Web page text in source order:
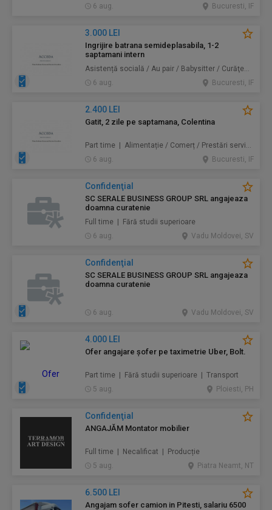
6 aug.
Bucuresti, IF
3.000 LEI
Ingrijire batrana semideplasabila, 1-2
saptamani intern
Asistență socială / Au pair / Babysitter / Curăţenie / Prestări servicii
6 aug.
Bucuresti, IF
2.400 LEI
Gatit, 2 zile pe saptamana, Colentina
Part time | Alimentație / Comerț / Prestări servicii
6 aug.
Bucuresti, IF
Confidenţial
SC SERALE BUSINESS GROUP SRL angajeaza
doamna curatenie
Full time | Fără studii superioare
6 aug.
Vadu Moldovei, SV
Confidenţial
SC SERALE BUSINESS GROUP SRL angajeaza
doamna curatenie
6 aug. Vadu Moldovei, SV
4.000 LEI
Ofer angajare șofer pe taximetrie Uber, Bolt.
Part time | Fără studii superioare | Transport
5 aug.
Ploiesti, PH
Confidenţial
ANGAJĂM Montator mobilier
Full time | Necalificat | Producție
5 aug.
Piatra Neamt, NT
6.500 LEI
Angajam sofer camion in Pitesti, salariu 6500